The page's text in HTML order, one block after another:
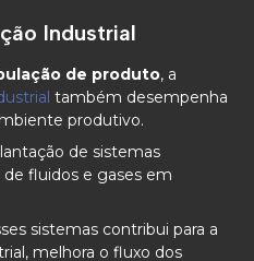
Industrial
de produto, a
também desempenha
produtivo.
de sistemas
fluidos e gases em
sistemas contribui para a
melhora o fluxo dos